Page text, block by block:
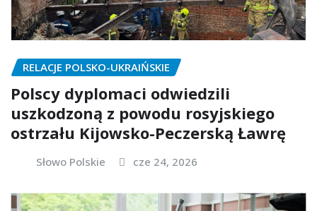
RELACJE POLSKO-UKRAIŃSKIE
Polscy dyplomaci odwiedzili
uszkodzoną z powodu rosyjskiego
ostrzału Kijowsko-Peczerską Ławrę
Słowo Polskie cze 24, 2026